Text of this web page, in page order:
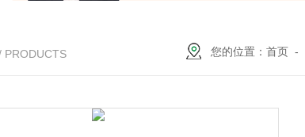
PRODUCTS 您的位置：首页 -